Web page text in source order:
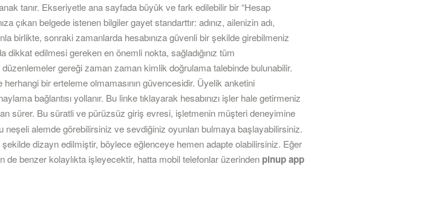
tanır. Ekseriyetle ana sayfada büyük ve fark edilebilir bir “Hesap
çıkan belgede istenen bilgiler gayet standarttır: adınız, ailenizin adı,
birlikte, sonraki zamanlarda hesabınıza güvenli bir şekilde girebilmeniz
edilmesi gereken en önemli nokta, sağladığınız tüm
gereği zaman zaman kimlik doğrulama talebinde bulunabilir.
bir erteleme olmamasının güvencesidir. Üyelik anketini
bağlantısı yollanır. Bu linke tıklayarak hesabınızı işler hale getirmeniz
sürer. Bu süratli ve pürüzsüz giriş evresi, işletmenin müşteri deneyimine
neşeli alemde görebilirsiniz ve sevdiğiniz oyunları bulmaya başlayabilirsiniz.
dizayn edilmiştir, böylece eğlenceye hemen adapte olabilirsiniz. Eğer
benzer kolaylıkta işleyecektir, hatta mobil telefonlar üzerinden pinup app